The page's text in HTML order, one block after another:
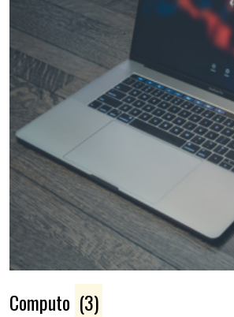
Computo (3)